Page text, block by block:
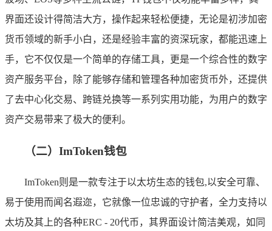
界面还设计得简洁大方，操作起来轻松便捷，无论是初涉加密
货币领域的新手小白，还是经验丰富的资深玩家，都能迅速上
手，它不仅仅是一个简单的存储工具，更是一个综合性的数字
资产服务平台，除了能够存储和管理各种加密货币外，还提供
了去中心化交易、跨链兑换等一系列实用功能，为用户的数字
资产交易带来了极大的便利。
（二）ImToken钱包
ImToken则是一款专注于以太坊生态的钱包,以安全可靠、
易于使用而闻名遐迩，它就像一位忠诚的守护者，全力支持以
太坊及其上的各种ERC - 20代币，其界面设计简洁美观，如同